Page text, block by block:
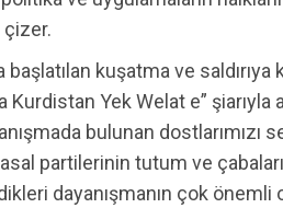
çizer.
başlatılan kuşatma ve
Kurdistan Yek Welat e” şiarıyla
bulunan dostlarımızı
partilerinin tutum ve
dayanışmanın çok önemli